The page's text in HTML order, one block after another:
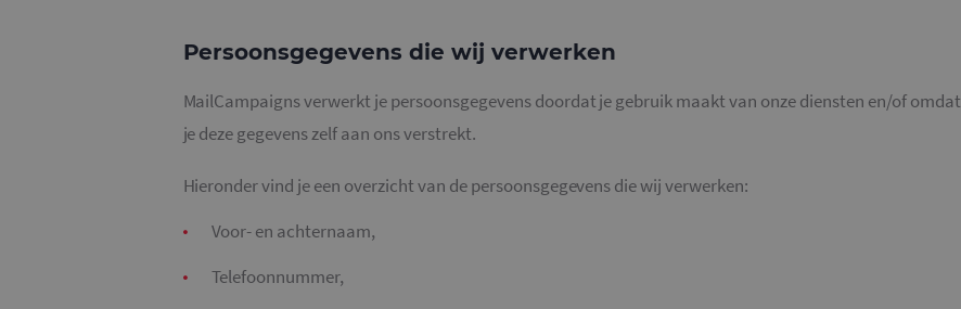
Persoonsgegevens die wij verwerken
MailCampaigns verwerkt je persoonsgegevens doordat je gebruik maakt van onze diensten en/of omdat
je deze gegevens zelf aan ons verstrekt.
Hieronder vind je een overzicht van de persoonsgegevens die wij verwerken:
Voor- en achternaam,
Telefoonnummer,